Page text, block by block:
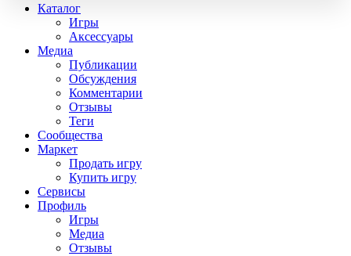
Каталог
Игры
Аксессуары
Медиа
Публикации
Обсуждения
Комментарии
Отзывы
Теги
Сообщества
Маркет
Продать игру
Купить игру
Сервисы
Профиль
Игры
Медиа
Отзывы